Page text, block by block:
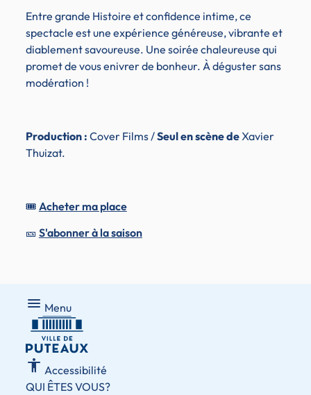
Entre grande Histoire et confidence intime, ce
spectacle est une expérience généreuse, vibrante et
diablement savoureuse. Une soirée chaleureuse qui
promet de vous enivrer de bonheur. À déguster sans
modération !
Production : Cover Films /Seul en scène deXavier
Thuizat.
🎟️ Acheter ma place
🎫 S'abonner à la saison
Menu Menu
accessibility Accessibilité
QUI ÊTES VOUS?